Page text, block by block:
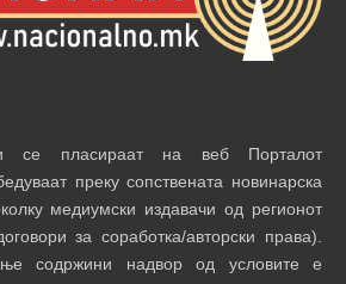
се пласираат на веб Порталот
преку сопствената новинарска
медиумски издавачи од регионот
за соработка/авторски права).
содржини надвор од условите е